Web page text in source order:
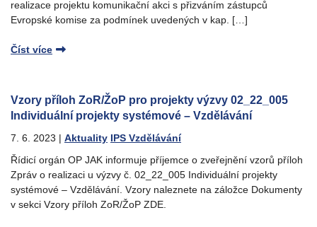
realizace projektu komunikační akci s přizváním zástupců
Evropské komise za podmínek uvedených v kap. […]
Číst více
Vzory příloh ZoR/ŽoP pro projekty výzvy 02_22_005
Individuální projekty systémové – Vzdělávání
7. 6. 2023 | Aktuality IPS Vzdělávání
Řídicí orgán OP JAK informuje příjemce o zveřejnění vzorů příloh
Zpráv o realizaci u výzvy č. 02_22_005 Individuální projekty
systémové – Vzdělávání. Vzory naleznete na záložce Dokumenty
v sekci Vzory příloh ZoR/ŽoP ZDE.